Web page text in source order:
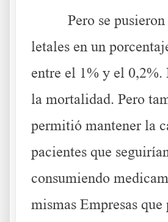
Pero se pusieron
letales en un
entre el 1% y el 0,2%.
la mortalidad. Pero
permitió mantener la
pacientes que
consumiendo
mismas Empresas